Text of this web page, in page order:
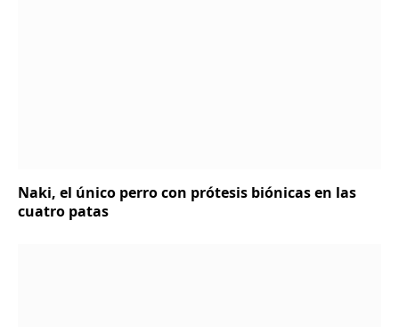
Naki, el único perro con prótesis biónicas en las
cuatro patas